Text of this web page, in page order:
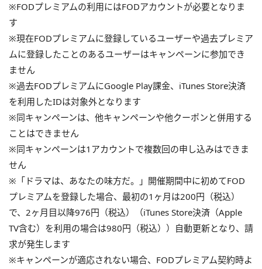
※FODプレミアムの利用にはFODアカウントが必要となりま
す
※現在FODプレミアムに登録しているユーザーや過去プレミア
ムに登録したことのあるユーザーはキャンペーンに参加でき
ません
※過去FODプレミアムにGoogle Play課金、iTunes Store決済
を利用したIDは対象外となります
※同キャンペーンは、他キャンペーンや他クーポンと併用する
ことはできません
※同キャンペーンは1アカウントで複数回の申し込みはできま
せん
※「ドラマは、あなたの味方だ。」開催期間中に初めてFOD
プレミアムを登録した場合、最初の1ヶ月は200円（税込）
で、2ヶ月目以降976円（税込）（iTunes Store決済（Apple
TV含む）を利用の場合は980円（税込））自動更新となり、請
求が発生します
※キャンペーンが適応されない場合、FODプレミアム契約時よ